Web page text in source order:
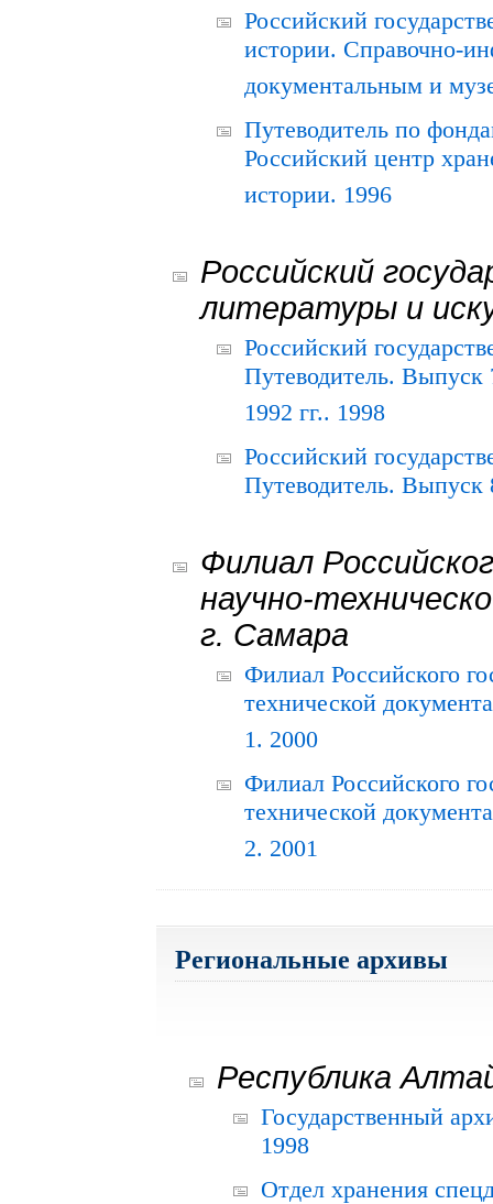
Российский
истории. Справочно-
документальным и
Путеводитель по
Российский центр
истории. 1996
Российский
литературы и
Российский
Путеводитель.
1992 гг.. 1998
Российский
Путеводитель. Выпуск
Филиал
научно-
г. Самара
Филиал Российского
технической
1. 2000
Филиал Российского
технической
2. 2001
Региональные архивы
Республика
Государственный
1998
Отдел хранения